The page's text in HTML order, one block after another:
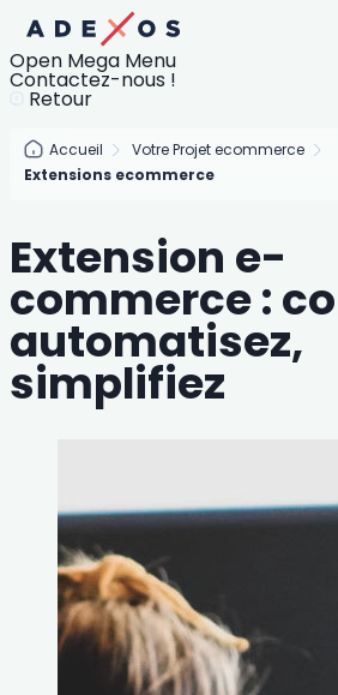
Open Mega Menu
Contactez-nous !
Retour
Accueil
Votre Projet ecommerce
Extensions ecommerce
Extension e-
commerce :
automatisez,
simplifiez